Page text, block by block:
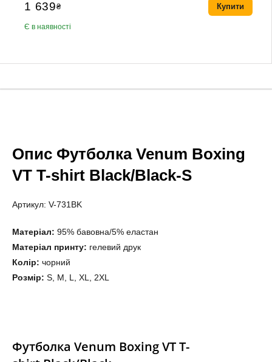
1 639₴
Є в наявності
Купити
Опис Футболка Venum Boxing
VT T-shirt Black/Black-S
Артикул: V-731BK
Матеріал: 95% бавовна/5% еластан
Матеріал принту: гелевий друк
Колір: чорний
Розмір: S, M, L, XL, 2XL
Футболка Venum Boxing VT T-